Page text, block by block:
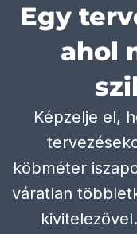
Egy
ahol
Képzelje el,
köbméter
váratlan